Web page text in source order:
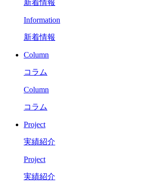
新着情報
Information
新着情報
Column
コラム
Column
コラム
Project
実績紹介
Project
実績紹介